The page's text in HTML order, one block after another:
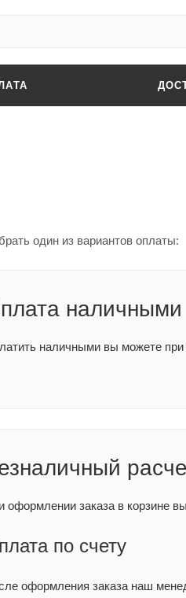
один из вариантов оплаты:
наличными
наличными вы можете при
оформлении заказа в корзине
по счету
оформления заказа наш